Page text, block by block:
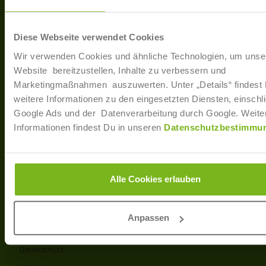
Diese Webseite verwendet Cookies
Wir verwenden Cookies und ähnliche Technologien, um
Website bereitzustellen, Inhalte zu verbessern und
Marketingmaßnahmen auszuwerten. Unter „Details“ findest
weitere Informationen zu den eingesetzten Diensten,
Google Ads und der Datenverarbeitung durch Google.
Informationen findest Du in unseren
Alle Cookies erlauben
Anpassen
40233 Düsseldorf
T: +49 (0)211 / 866 68 - 13
E-Mail: info@joborama.de
Über Uns
Veranstaltungen
Ansprechpartner
Partner
Produkt- und Preisliste
Disclaimer